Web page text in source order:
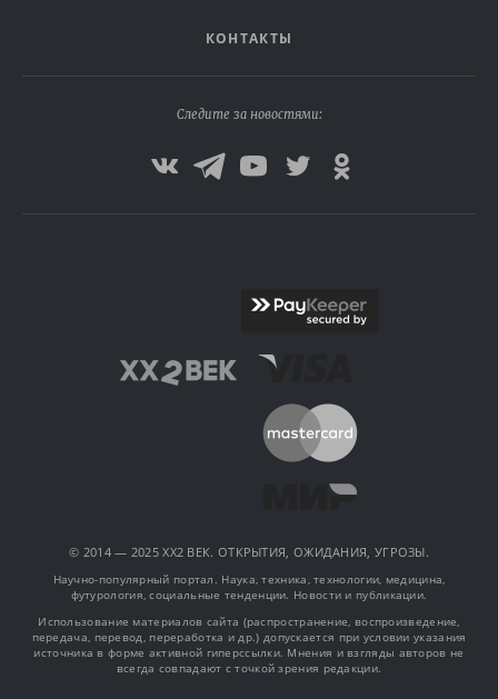
КОНТАКТЫ
Следите за новостями:
© 2014 — 2025 XX2 ВЕК. ОТКРЫТИЯ, ОЖИДАНИЯ, УГРОЗЫ.
Научно-популярный портал. Наука, техника, технологии, медицина,
футурология, социальные тенденции. Новости и публикации.
Использование материалов сайта (распространение, воспроизведение,
передача, перевод, переработка и др.) допускается при условии указания
источника в форме активной гиперссылки. Мнения и взгляды авторов не
всегда совпадают с точкой зрения редакции.